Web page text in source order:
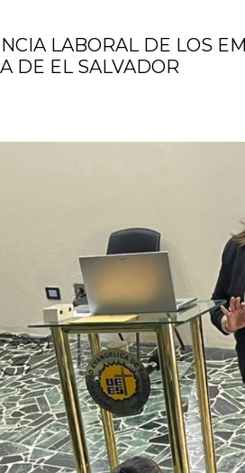
LABORAL DE LOS
DE EL SALVADOR